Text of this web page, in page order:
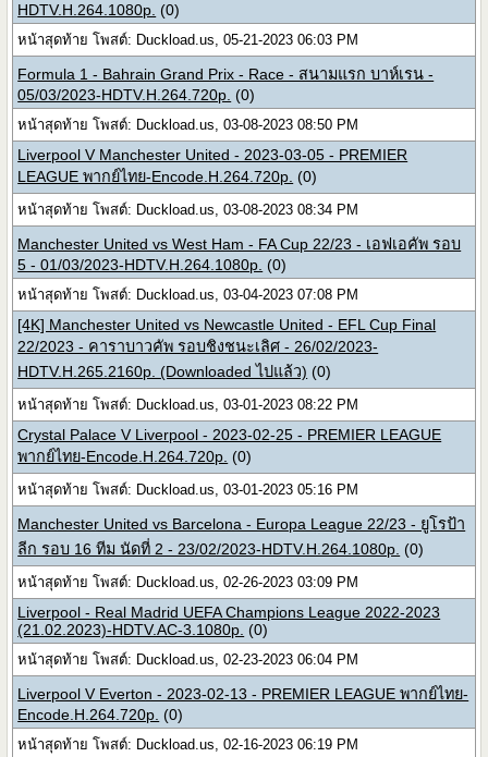
HDTV.H.264.1080p. (0)
หน้าสุดท้าย โพสต์: Duckload.us, 05-21-2023 06:03 PM
Formula 1 - Bahrain Grand Prix - Race - สนามแรก บาห์เรน -
05/03/2023-HDTV.H.264.720p. (0)
หน้าสุดท้าย โพสต์: Duckload.us, 03-08-2023 08:50 PM
Liverpool V Manchester United - 2023-03-05 - PREMIER
LEAGUE พากย์ไทย-Encode.H.264.720p. (0)
หน้าสุดท้าย โพสต์: Duckload.us, 03-08-2023 08:34 PM
Manchester United vs West Ham - FA Cup 22/23 - เอฟเอคัพ รอบ
5 - 01/03/2023-HDTV.H.264.1080p. (0)
หน้าสุดท้าย โพสต์: Duckload.us, 03-04-2023 07:08 PM
[4K] Manchester United vs Newcastle United - EFL Cup Final
22/2023 - คาราบาวคัพ รอบชิงชนะเลิศ - 26/02/2023-
HDTV.H.265.2160p. (Downloaded ไปแล้ว) (0)
หน้าสุดท้าย โพสต์: Duckload.us, 03-01-2023 08:22 PM
Crystal Palace V Liverpool - 2023-02-25 - PREMIER LEAGUE
พากย์ไทย-Encode.H.264.720p. (0)
หน้าสุดท้าย โพสต์: Duckload.us, 03-01-2023 05:16 PM
Manchester United vs Barcelona - Europa League 22/23 - ยูโรป้า
ลีก รอบ 16 ทีม นัดที่ 2 - 23/02/2023-HDTV.H.264.1080p. (0)
หน้าสุดท้าย โพสต์: Duckload.us, 02-26-2023 03:09 PM
Liverpool - Real Madrid UEFA Champions League 2022-2023
(21.02.2023)-HDTV.AC-3.1080p. (0)
หน้าสุดท้าย โพสต์: Duckload.us, 02-23-2023 06:04 PM
Liverpool V Everton - 2023-02-13 - PREMIER LEAGUE พากย์ไทย-
Encode.H.264.720p. (0)
หน้าสุดท้าย โพสต์: Duckload.us, 02-16-2023 06:19 PM